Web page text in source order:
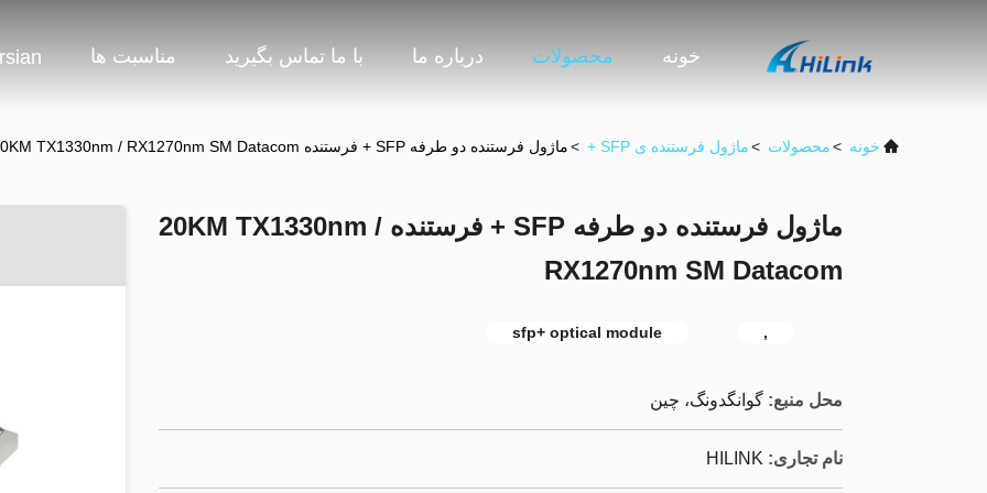
خونه محصولات درباره ما با ما تماس بگیرید مناسبت ها
خونه >محصولات >ماژول فرستنده ی SFP + >ماژول فرستنده دو طرفه SFP + فرستنده 20KM TX1330nm / RX1270nm SM Datacom
ماژول فرستنده دو طرفه SFP + فرستنده 20KM TX1330nm /
RX1270nm SM Datacom
,
sfp+ optical module
محل منبع: گوانگدونگ، چین
نام تجاری: HILINK